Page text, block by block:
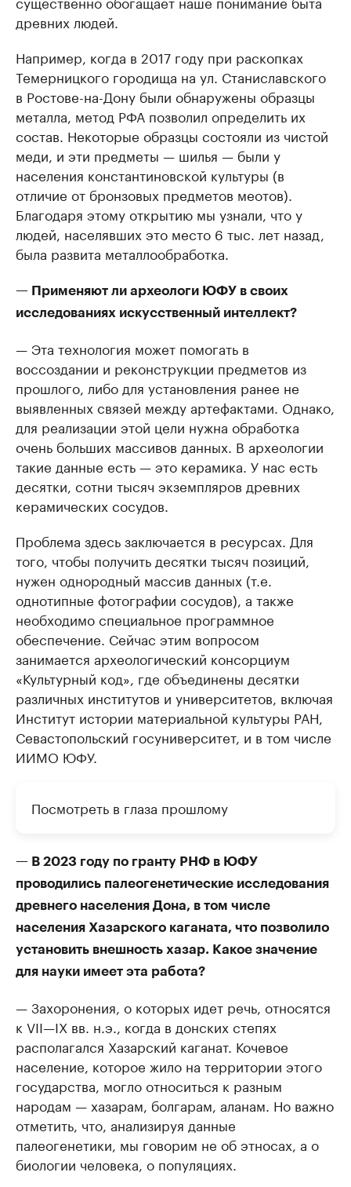
древних людей.
Например, когда в 2017 году при раскопках
Темерницкого городища на ул. Станиславского
в Ростове-на-Дону были обнаружены образцы
металла, метод РФА позволил определить их
состав. Некоторые образцы состояли из чистой
меди, и эти предметы — шилья — были у
населения константиновской культуры (в
отличие от бронзовых предметов меотов).
Благодаря этому открытию мы узнали, что у
людей, населявших это место 6 тыс. лет назад,
была развита металлообработка.
— Применяют ли археологи ЮФУ в своих
исследованиях искусственный интеллект?
— Эта технология может помогать в
воссоздании и реконструкции предметов из
прошлого, либо для установления ранее не
выявленных связей между артефактами. Однако,
для реализации этой цели нужна обработка
очень больших массивов данных. В археологии
такие данные есть — это керамика. У нас есть
десятки, сотни тысяч экземпляров древних
керамических сосудов.
Проблема здесь заключается в ресурсах. Для
того, чтобы получить десятки тысяч позиций,
нужен однородный массив данных (т.е.
однотипные фотографии сосудов), а также
необходимо специальное программное
обеспечение. Сейчас этим вопросом
занимается археологический консорциум
«Культурный код», где объединены десятки
различных институтов и университетов, включая
Институт истории материальной культуры РАН,
Севастопольский госуниверситет, и в том числе
ИИМО ЮФУ.
Посмотреть в глаза прошлому
— В 2023 году по гранту РНФ в ЮФУ
проводились палеогенетические исследования
древнего населения Дона, в том числе
населения Хазарского каганата, что позволило
установить внешность хазар. Какое значение
для науки имеет эта работа?
— Захоронения, о которых идет речь, относятся
к VII—IX вв. н.э., когда в донских степях
располагался Хазарский каганат. Кочевое
население, которое жило на территории этого
государства, могло относиться к разным
народам — хазарам, болгарам, аланам. Но важно
отметить, что, анализируя данные
палеогенетики, мы говорим не об этносах, а о
биологии человека, о популяциях.